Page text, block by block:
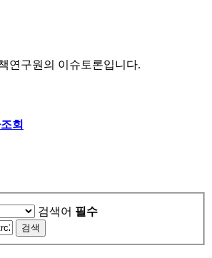
연구원의 이슈토론입니다.
조회
검색어 필수